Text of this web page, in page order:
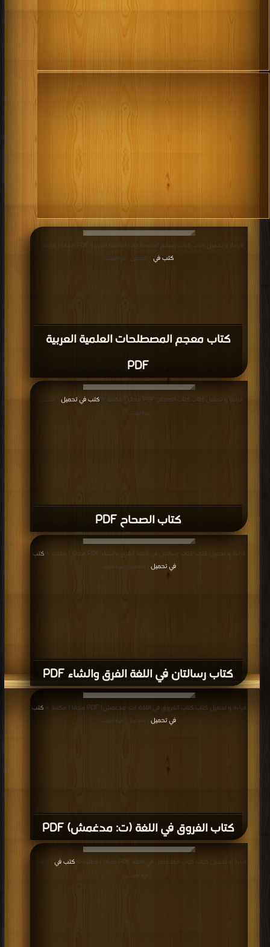
كتاب معجم المصطلحات العلمية العربية
PDF
قراءة و تحميل كتاب كتاب معجم المصطلحات العلمية العربية PDF مجانا | مكتبة >
كتب في
| التحميل : مرة/مرات
كتاب الصحاح PDF
قراءة و تحميل كتاب كتاب الصحاح PDF مجانا | مكتبة > كتب في تحميل
| التحميل :
مرة/مرات
كتاب رسالتان في اللغة الفرق والشاء PDF
قراءة و تحميل كتاب كتاب رسالتان في اللغة الفرق والشاء PDF مجانا | مكتبة >
كتب
في تحميل
| التحميل : مرة/مرات
كتاب الفروق في اللغة (ت: مدغمش) PDF
قراءة و تحميل كتاب كتاب الفروق في اللغة (ت: مدغمش) PDF مجانا | مكتبة >
كتب
في تحميل
| التحميل : مرة/مرات
قراءة و تحميل كتاب كتاب المخصص في اللغة PDF مجانا | مكتبة > كتب في
: مرة/مرات